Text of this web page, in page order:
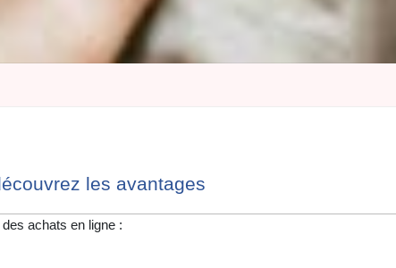
les avantages
achats en ligne :